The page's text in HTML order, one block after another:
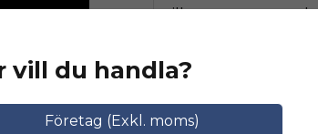
tillsammans med
hög
Relaterade
vill du handla?
Företag (Exkl. moms)